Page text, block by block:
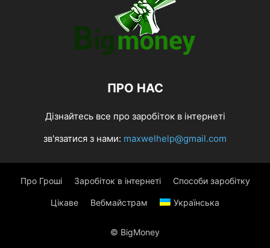
ПРО НАС
Дізнайтесь все про заробіток в інтернеті
зв'язатися з нами: maxwelhelp@gmail.com
Про Гроші Заробіток в інтернеті Способи заробітку
Цікаве Вебмайстрам Українська
© BigMoney